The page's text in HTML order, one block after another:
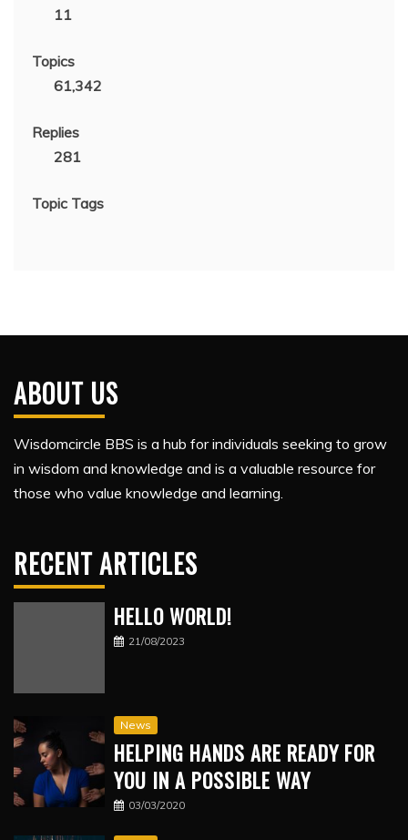
11
Topics
61,342
Replies
281
Topic Tags
ABOUT US
Wisdomcircle BBS is a hub for individuals seeking to grow
in wisdom and knowledge and is a valuable resource for
those who value knowledge and learning.
RECENT ARTICLES
HELLO WORLD!
21/08/2023
News
HELPING HANDS ARE READY FOR
YOU IN A POSSIBLE WAY
03/03/2020